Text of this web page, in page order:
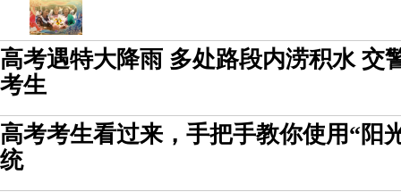
高考遇特大降雨 多处路段内涝积水 交
考生
高考考生看过来，手把手教你使用“阳
统